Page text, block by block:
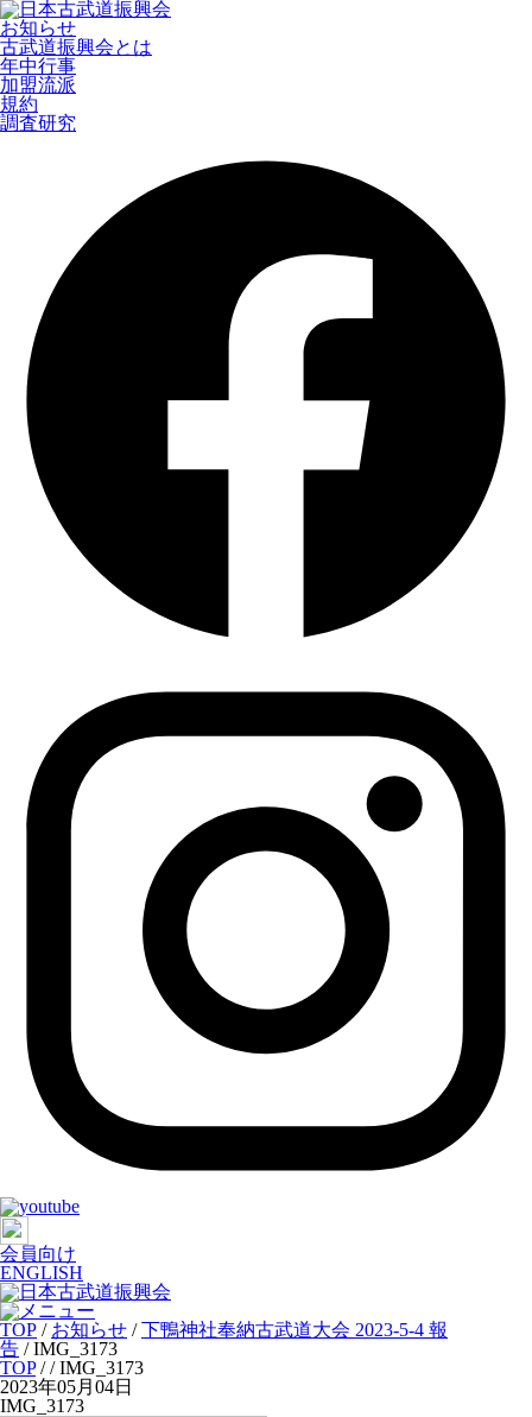
お知らせ
古武道振興会とは
年中行事
加盟流派
規約
調査研究
会員向け
ENGLISH
TOP / お知らせ /下鴨神社奉納古武道大会 2023-5-4 報
告 /IMG_3173
TOP// IMG_3173
2023年05月04日
IMG_3173